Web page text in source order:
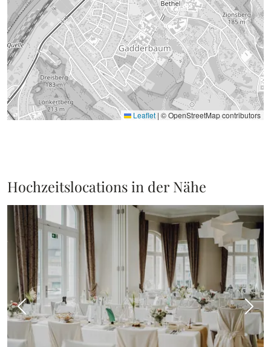
Leaflet | © OpenStreetMap contributors
Hochzeitslocations in der Nähe
Vorheriges Bild